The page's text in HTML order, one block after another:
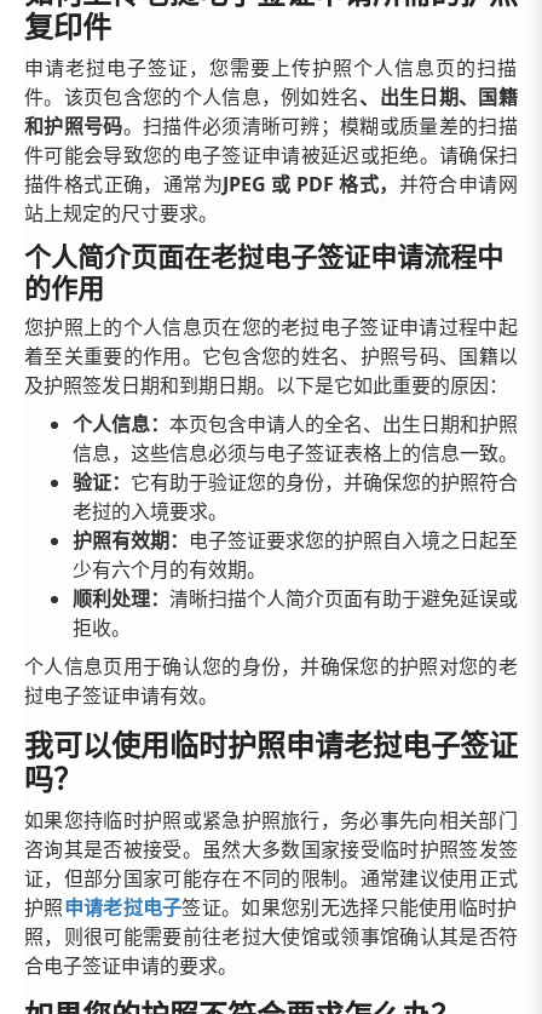
复印件
申请老挝电子签证，您需要上传护照个人信息页的扫描
件。该页包含您的个人信息，例如姓名、出生日期、国籍
和护照号码。扫描件必须清晰可辨；模糊或质量差的扫描
件可能会导致您的电子签证申请被延迟或拒绝。请确保扫
描件格式正确，通常为JPEG 或 PDF 格式， 并符合申请网
站上规定的尺寸要求。
个人简介页面在老挝电子签证申请流程中
的作用
您护照上的个人信息页在您的老挝电子签证申请过程中起
着至关重要的作用。它包含您的姓名、护照号码、国籍以
及护照签发日期和到期日期。以下是它如此重要的原因：
个人信息： 本页包含申请人的全名、出生日期和护照
信息，这些信息必须与电子签证表格上的信息一致。
验证： 它有助于验证您的身份，并确保您的护照符合
老挝的入境要求。
护照有效期： 电子签证要求您的护照自入境之日起至
少有六个月的有效期。
顺利处理： 清晰扫描个人简介页面有助于避免延误或
拒收。
个人信息页用于确认您的身份，并确保您的护照对您的老
挝电子签证申请有效。
我可以使用临时护照申请老挝电子签证
吗？
如果您持临时护照或紧急护照旅行，务必事先向相关部门
咨询其是否被接受。虽然大多数国家接受临时护照签发签
证，但部分国家可能存在不同的限制。通常建议使用正式
护照申请老挝电子签证。如果您别无选择只能使用临时护
照，则很可能需要前往老挝大使馆或领事馆确认其是否符
合电子签证申请的要求。